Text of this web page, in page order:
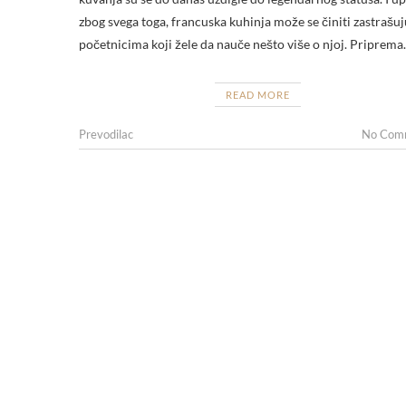
zbog svega toga, francuska kuhinja može se činiti
početnicima koji žele da nauče nešto više o njoj.
READ MORE
Prevodilac No